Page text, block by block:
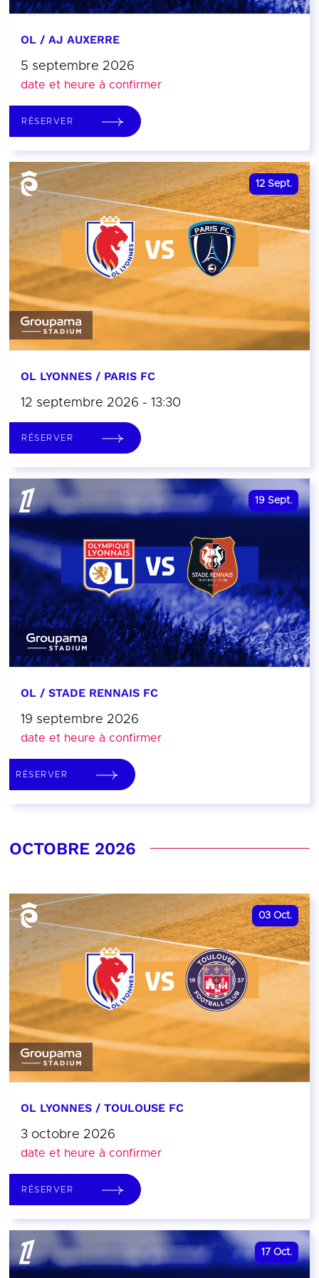
OL / AJ AUXERRE
5 septembre 2026
date et heure à confirmer
RÉSERVER
12 Sept.
OL LYONNES / PARIS FC
12 septembre 2026 - 13:30
RÉSERVER
19 Sept.
OL / STADE RENNAIS FC
19 septembre 2026
date et heure à confirmer
RÉSERVER
OCTOBRE 2026
03 Oct.
OL LYONNES / TOULOUSE FC
3 octobre 2026
date et heure à confirmer
RÉSERVER
17 Oct.